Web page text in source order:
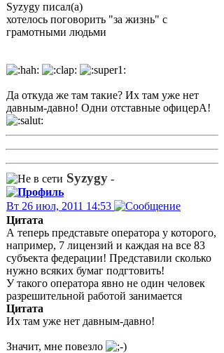
Syzygy писал(а)
хотелось поговорить "за жизнь" с
грамотными людьми
Да откуда же там такие? Их там уже нет
давным-давно! Одни отставные офицерА!
Syzygy -
Вт 26 июл, 2011 14:53
Цитата
А теперь представьте оператора у которого,
например, 7 лицензий и каждая на все 83
субъекта федерации! Представили сколько
нужно всяких бумаг подгтовить!
У такого оператора явно не один человек
разрешительной работой занимается
Цитата
Их там уже нет давным-давно!
Значит, мне повезло